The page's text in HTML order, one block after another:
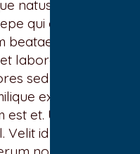
natus aut ut.
qui autem
beatae sunt
labore quis
sed aut
expedita
et. Ut est
id modi